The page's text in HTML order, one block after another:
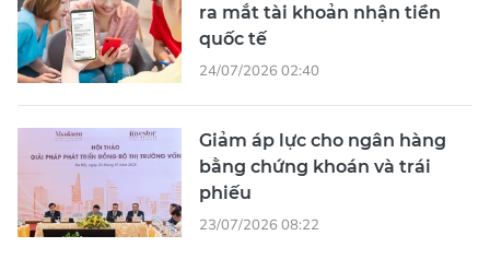
ra mắt tài khoản nhận tiền
quốc tế
24/07/2026 02:40
Giảm áp lực cho ngân hàng
bằng chứng khoán và trái
phiếu
23/07/2026 08:22